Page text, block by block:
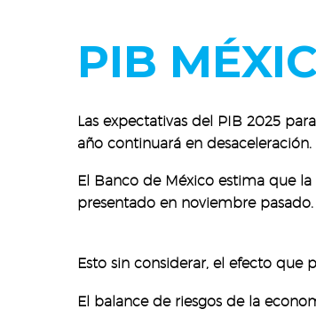
PIB
Las expectativas del PIB 2025
año continuará en desaceleración.
El Banco de México estima que
presentado en noviembre pasado.
Esto sin considerar, el efecto que
El balance de riesgos de la